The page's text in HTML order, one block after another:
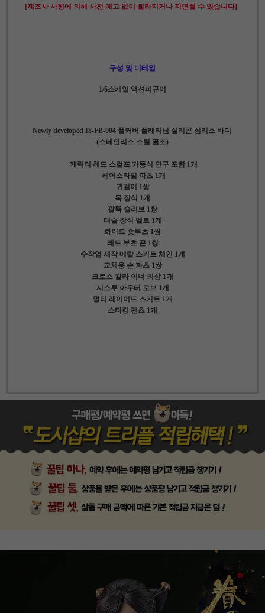
[제조사 사정에 의해 사전 예고 없이 빨라지거나 지연될 수 있습니다]
구성 및 디테일
1/6스케일 액션피규어
Newly developed I8-FB-004 풀커버 플래티넘 실리콘 심리스 바디
(스테인리스 스틸 골조)
캐릭터 헤드 스컬프 가동식 안구 포함 1개
헤어스타일 파츠 1개
귀걸이 1쌍
목 장식 1개
팔뚝 슬리브 1쌍
태슬 장식 벨트 1개
화이트 숏부츠 1쌍
레드 부츠 끈 1쌍
수작업 제작 메탈 스커트 체인 1개
교체용 손 파츠 1쌍
크로스 칼라 이너 의상 1개
시스루 아우터 로브 1개
멀티 레이어드 스커트 1개
스타킹 팬츠 1개